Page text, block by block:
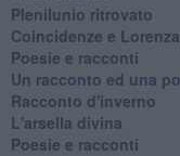
Plenilunio ritrovato
Coincidenze e
Poesie e racconti
Un racconto ed una
Racconto d'inverno
​L'arsella divina
Poesie e racconti